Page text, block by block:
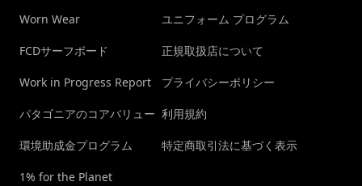
Worn Wear
FCDサーフボード
Work in Progress Report
パタゴニアのコアバリュー
環境助成金プログラム
1% for the Planet
ユニフォーム プログラム
正規取扱店について
プライバシーポリシー
利用規約
特定商取引法に基づく表示